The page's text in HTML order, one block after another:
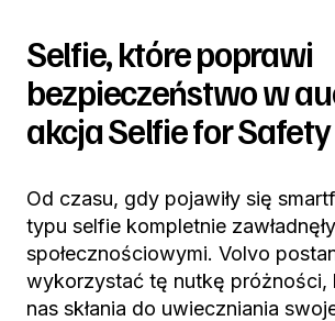
Selfie, które poprawi
bezpieczeństwo w
akcja Selfie for Safety
Od czasu, gdy pojawiły się
typu selfie kompletnie
społecznościowymi. Volvo
wykorzystać tę nutkę próżności,
nas skłania do uwieczniania